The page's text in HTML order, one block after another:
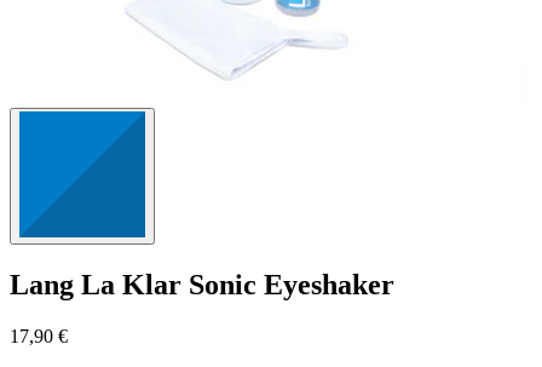
Lang La Klar Sonic Eyeshaker
17,90 €